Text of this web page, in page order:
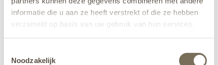
informatie die u aan ze heeft verstrekt of die ze hebben
verzameld op basis van uw gebruik van hun services.
jehier.
Noodzakelijk